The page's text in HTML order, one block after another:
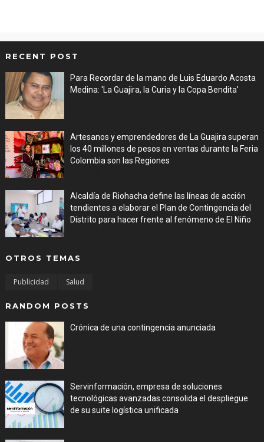
RECENT POST
Para Recordar de la mano de Luis Eduardo Acosta
Medina: 'La Guajira, la Curia y la Copa Bendita'
Artesanos y emprendedores de La Guajira superan
los 40 millones de pesos en ventas durante la Feria
Colombia son las Regiones
Alcaldía de Riohacha define las líneas de acción
tendientes a elaborar el Plan de Contingencia del
Distrito para hacer frente al fenómeno de El Niño
OTROS TEMAS
Publicidad Salud
RANDOM POSTS
Crónica de una contingencia anunciada
Servinformación, empresa de soluciones
tecnológicas avanzadas consolida el despliegue
de su suite logística unificada